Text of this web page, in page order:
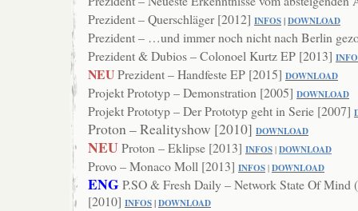
Prezident – Querschläger [2012] INFOS|DOWNLOAD
Prezident – …und immer noch nicht nach Berlin
Prezident & Dubios – Colonoel Kurtz EP [2013] INFO
NEUPrezident – Handfeste EP [2015] DOWNLOAD
Projekt Prototyp – Demonstration [2005] DOWNLOAD
Projekt Prototyp – Der Prototyp geht in Serie [2007]
Proton – Realityshow [2010] DOWNLOAD
NEUProton – Eklipse [2013] INFOS | DOWNLOAD
Provo – Monaco Moll [2013] INFOS | DOWNLOAD
ENGP.SO & Fresh Daily – Network State Of Mind
[2010] INFOS|DOWNLOAD